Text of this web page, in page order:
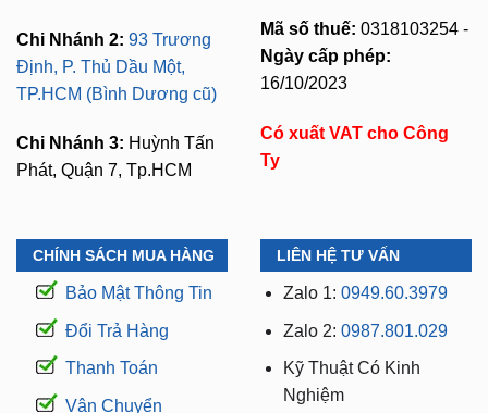
Chi Nhánh 2: 93 Trương
Định, P. Thủ Dầu Một,
TP.HCM (Bình Dương cũ)
Chi Nhánh 3: Huỳnh Tấn
Phát, Quận 7, Tp.HCM
Mã số thuế: 0318103254 -
Ngày cấp phép:
16/10/2023
Có xuất VAT cho Công
Ty
CHÍNH SÁCH MUA HÀNG
Bảo Mật Thông Tin
Đổi Trả Hàng
Thanh Toán
Vận Chuyển
LIÊN HỆ TƯ VẤN
Zalo 1: 0949.60.3979
Zalo 2: 0987.801.029
Kỹ Thuật Có Kinh
Nghiệm